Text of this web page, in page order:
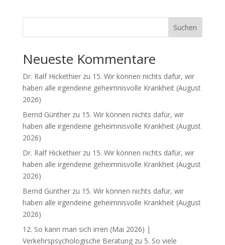
Suchen
Neueste Kommentare
Dr. Ralf Hickethierzu 15. Wir können nichts dafür, wir
haben alle irgendeine geheimnisvolle Krankheit (August
2026)
Bernd Güntherzu 15. Wir können nichts dafür, wir
haben alle irgendeine geheimnisvolle Krankheit (August
2026)
Dr. Ralf Hickethierzu 15. Wir können nichts dafür, wir
haben alle irgendeine geheimnisvolle Krankheit (August
2026)
Bernd Güntherzu 15. Wir können nichts dafür, wir
haben alle irgendeine geheimnisvolle Krankheit (August
2026)
12. So kann man sich irren (Mai 2026) |
Verkehrspsychologische Beratungzu 5. So viele